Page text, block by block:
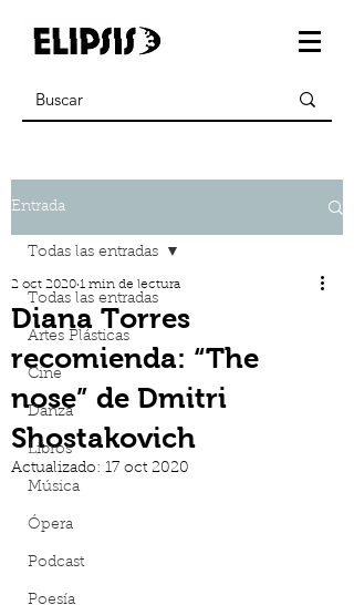
Entrada
Todas las entradas
Artes Plásticas
Cine
Danza
Libros
Música
Ópera
Podcast
Poesía
Todas las entradas
Diana Torres
recomienda: “The
nose” de Dmitri
Shostakovich
2 oct 2020 1 min de lectura
Actualizado: 17 oct 2020